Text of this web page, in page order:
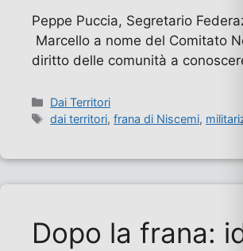
Peppe Puccia, Segretario
Marcello a nome del Comitato
diritto delle comunità a
Categorie
Dai Territori
Tag
dai territori,frana di Niscemi,
Dopo la frana: